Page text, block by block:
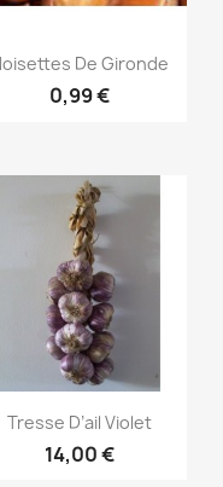
Aperçu rapide
De Gironde
0,99 €
Aperçu rapide
Tresse D’ail Violet
14,00 €